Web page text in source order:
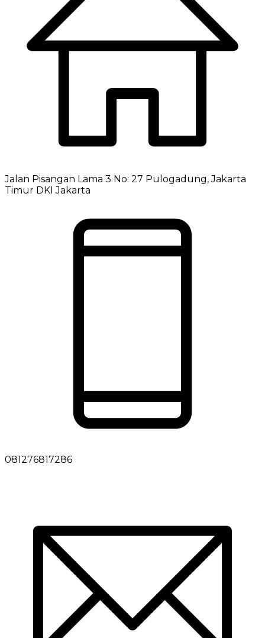
Jalan Pisangan Lama 3 No: 27 Pulogadung, Jakarta
Timur DKI Jakarta
081276817286